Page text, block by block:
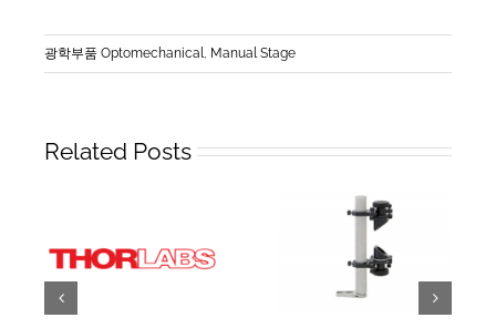
광학부품 Optomechanical Manual Stage
Related Posts